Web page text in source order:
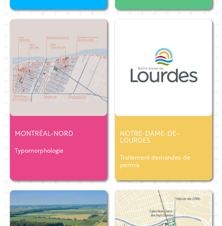
MONTRÉAL-NORD
Typomorphologie
NOTRE-DAME-DE-
LOURDES
Traitement demandes de
permis